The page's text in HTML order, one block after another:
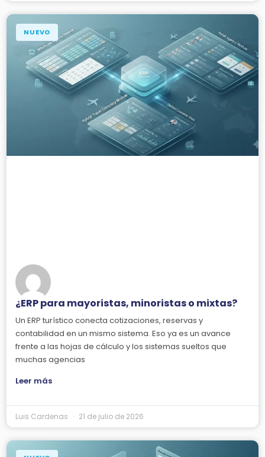
NUEVO
¿ERP para mayoristas, minoristas o mixtas?
Un ERP turístico conecta cotizaciones, reservas y
contabilidad en un mismo sistema. Eso ya es un avance
frente a las hojas de cálculo y los sistemas sueltos que
muchas agencias
Leer más
Luis Cardenas 21 de julio de 2026